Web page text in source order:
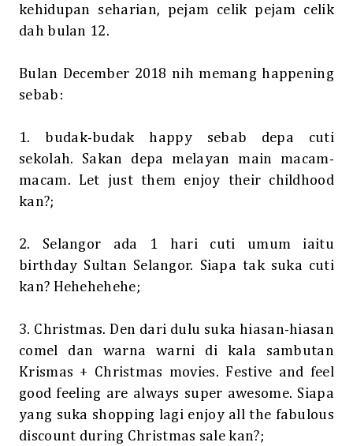
kehidupan seharian, pejam celik pejam celik
dah bulan 12.
Bulan December 2018 nih memang happening
sebab:
1. budak-budak happy sebab depa cuti
sekolah. Sakan depa melayan main macam-
macam. Let just them enjoy their childhood
kan?;
2. Selangor ada 1 hari cuti umum iaitu
birthday Sultan Selangor. Siapa tak suka cuti
kan? Hehehehehe;
3. Christmas. Den dari dulu suka hiasan-hiasan
comel dan warna warni di kala sambutan
Krismas + Christmas movies. Festive and feel
good feeling are always super awesome. Siapa
yang suka shopping lagi enjoy all the fabulous
discount during Christmas sale kan?;